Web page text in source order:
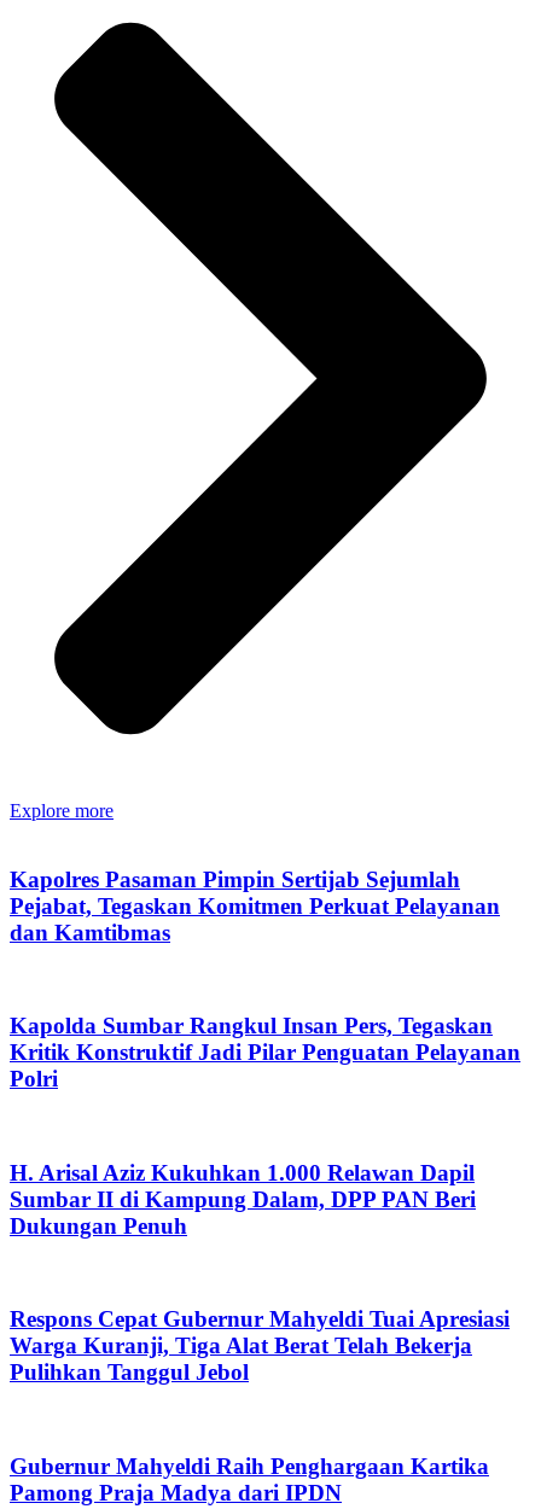
Explore more
Kapolres Pasaman Pimpin Sertijab Sejumlah
Pejabat, Tegaskan Komitmen Perkuat Pelayanan
dan Kamtibmas
Kapolda Sumbar Rangkul Insan Pers, Tegaskan
Kritik Konstruktif Jadi Pilar Penguatan Pelayanan
Polri
H. Arisal Aziz Kukuhkan 1.000 Relawan Dapil
Sumbar II di Kampung Dalam, DPP PAN Beri
Dukungan Penuh
Respons Cepat Gubernur Mahyeldi Tuai Apresiasi
Warga Kuranji, Tiga Alat Berat Telah Bekerja
Pulihkan Tanggul Jebol
Gubernur Mahyeldi Raih Penghargaan Kartika
Pamong Praja Madya dari IPDN